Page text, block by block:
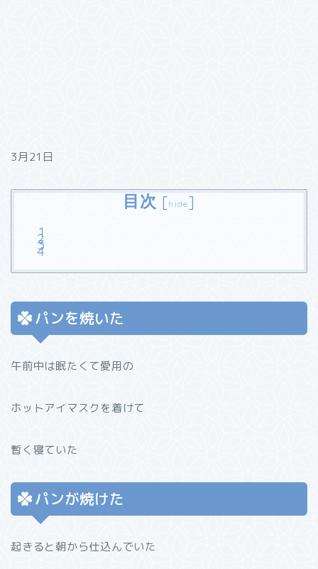
3月21日
目次 [hide]
パンを焼いた
午前中は眠たくて愛用の
ホットアイマスクを着けて
暫く寝ていた
パンが焼けた
起きると朝から仕込んでいた